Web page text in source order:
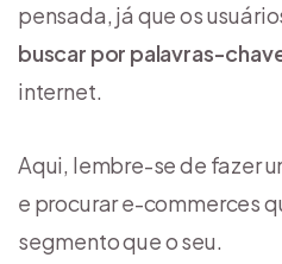
pensada, já que os
buscar por palavras-
internet.
Aqui, lembre-se de fazer
e procurar e-commerces
segmento que o seu.